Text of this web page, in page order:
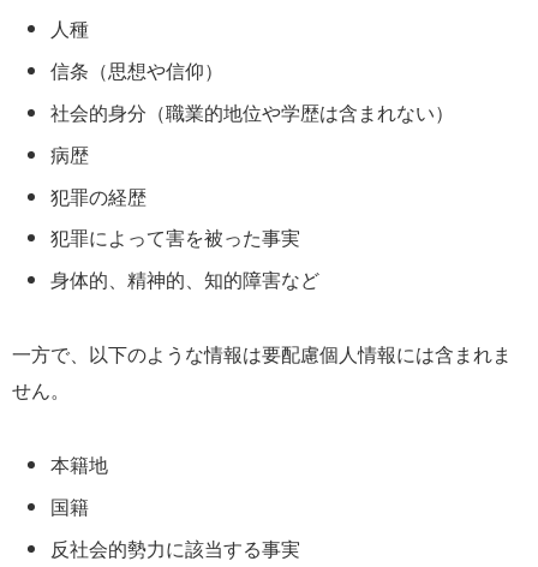
人種
信条（思想や信仰）
社会的身分（職業的地位や学歴は含まれない）
病歴
犯罪の経歴
犯罪によって害を被った事実
身体的、精神的、知的障害など
一方で、以下のような情報は要配慮個人情報には含まれま
せん。
本籍地
国籍
反社会的勢力に該当する事実